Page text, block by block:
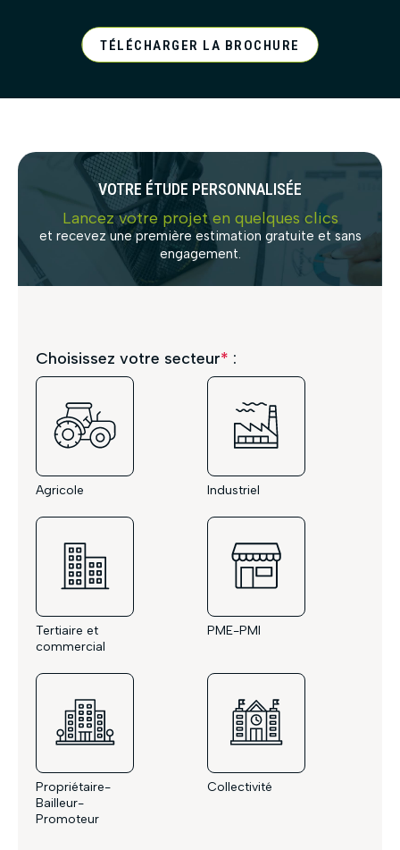
20 ans
fixe
prime à
l’investissement
appel d’offres
Commission de Régulation de l’Énergie
(CRE)
meilleur prix tout en
TÉLÉCHARGER LA BROCHURE
VOTRE ÉTUDE PERSONNALISÉE
Lancez votre projet en quelques clics
et recevez une première estimation gratuite et sans
engagement.
Choisissez votre secteur* :
Agricole Industriel
Tertiaire et
commercial
PME-PMI
Propriétaire-
Bailleur-
Promoteur
Collectivité
Nous vous remercions de votre demande d'étude
L’équipe HDR Énergie.